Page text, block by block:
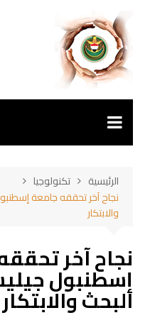
المحتوى
الرئيسية
تكنولوجيا
نجاح آخر تحققه جامعة
والابتكار
نجاح آخر
إسطنبول
البحث والابتكار